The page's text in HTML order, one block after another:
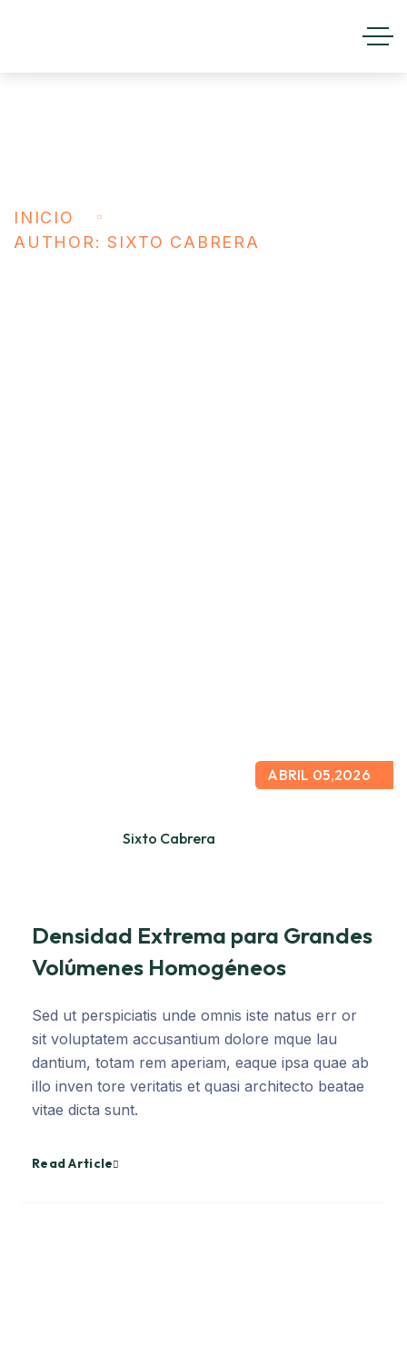
INICIO
AUTHOR: SIXTO CABRERA
Sixto Cabrera
ABRIL 05,2026
Densidad Extrema para Grandes
Volúmenes Homogéneos
Sed ut perspiciatis unde omnis iste natus err or
sit voluptatem accusantium dolore mque lau
dantium, totam rem aperiam, eaque ipsa quae ab
illo inven tore veritatis et quasi architecto beatae
vitae dicta sunt.
Read Article